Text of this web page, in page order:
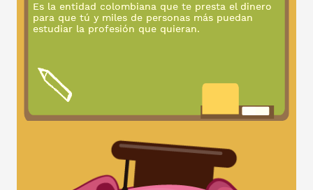
Es la entidad colombiana que te presta el dinero
para que tú y miles de personas más puedan
estudiar la profesión que quieran.